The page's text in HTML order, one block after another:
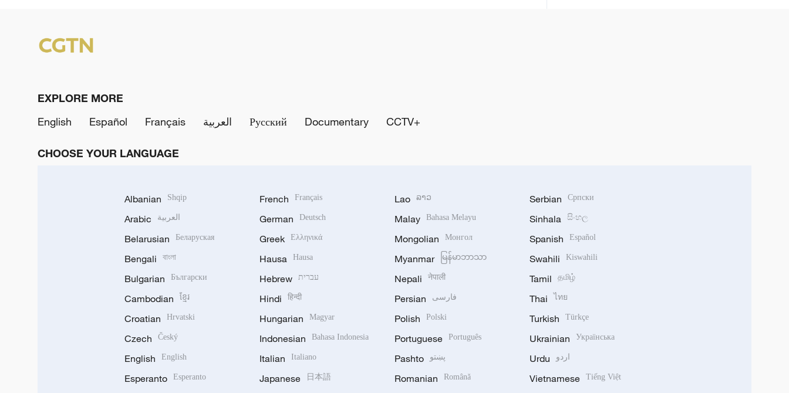
EXPLORE MORE
English
Español Français العربية Русский Documentary CCTV+
CHOOSE YOUR LANGUAGE
Albanian Shqip
Arabic العربية
Belarusian Беларуская
Bengali বাংলা
Bulgarian Български
Cambodian ខ្មែរ
Croatian Hrvatski
Czech Český
English English
Esperanto Esperanto
French Français
German Deutsch
Greek Ελληνικά
Hausa Hausa
Hebrew עברית
Hindi हिन्दी
Hungarian Magyar
Indonesian Bahasa Indonesia
Italian Italiano
Japanese 日本語
Lao ລາວ
Malay Bahasa Melayu
Mongolian Монгол
Myanmar မြန်မာဘာသာ
Nepali नेपाली
Persian فارسی
Polish Polski
Portuguese Português
Pashto پښتو
Romanian Română
Serbian Српски
Sinhala සිංහල
Spanish Español
Swahili Kiswahili
Tamil தமிழ்
Thai ไทย
Turkish Türkçe
Ukrainian Українська
Urdu اردو
Vietnamese Tiếng Việt